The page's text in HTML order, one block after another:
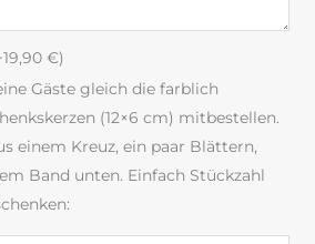
19,90 €)
Gäste gleich die farblich
(12×6 cm) mitbestellen.
einem Kreuz, ein paar Blättern,
Band unten. Einfach Stückzahl